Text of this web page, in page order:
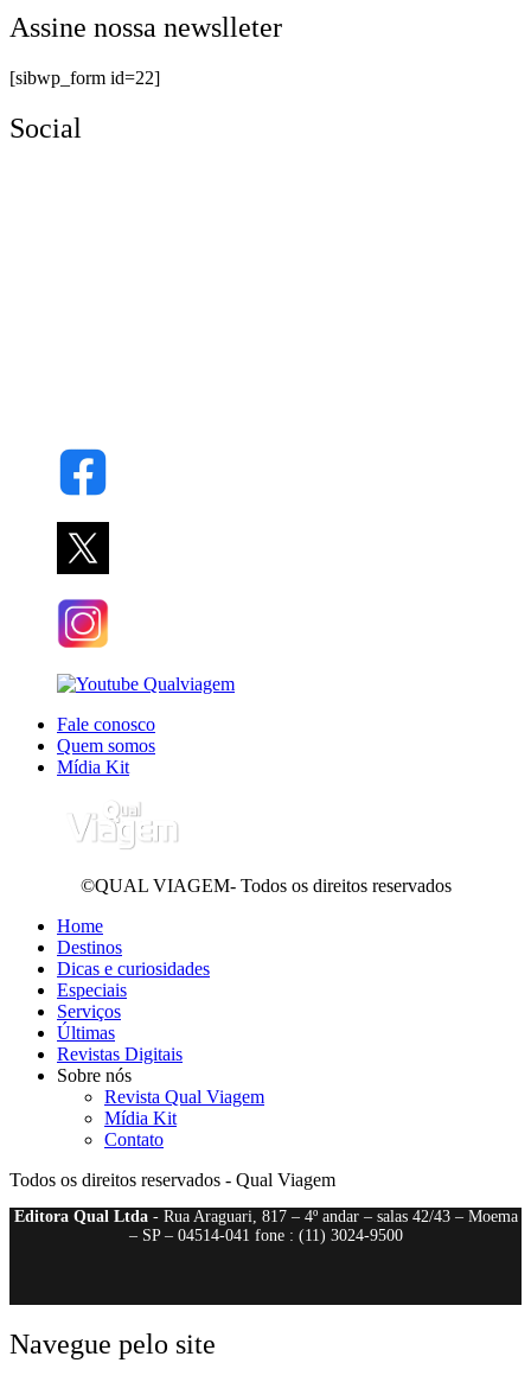
Assine nossa newslleter
[sibwp_form id=22]
Social
Fale conosco
Quem somos
Mídia Kit
©QUAL VIAGEM- Todos os direitos reservados
Home
Destinos
Dicas e curiosidades
Especiais
Serviços
Últimas
Revistas Digitais
Sobre nós
Revista Qual Viagem
Mídia Kit
Contato
Todos os direitos reservados - Qual Viagem
Editora Qual Ltda- Rua Araguari, 817 – 4º andar – salas 42/43 – Moema
– SP – 04514-041 fone : (11) 3024-9500
Navegue pelo site